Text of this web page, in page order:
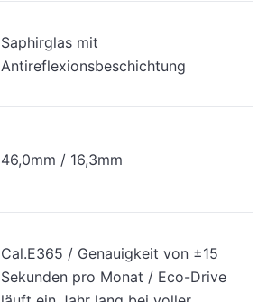
Saphirglas mit
Antireflexionsbeschichtung
46,0mm / 16,3mm
Cal.E365 / Genauigkeit von ±15
Sekunden pro Monat / Eco-Drive